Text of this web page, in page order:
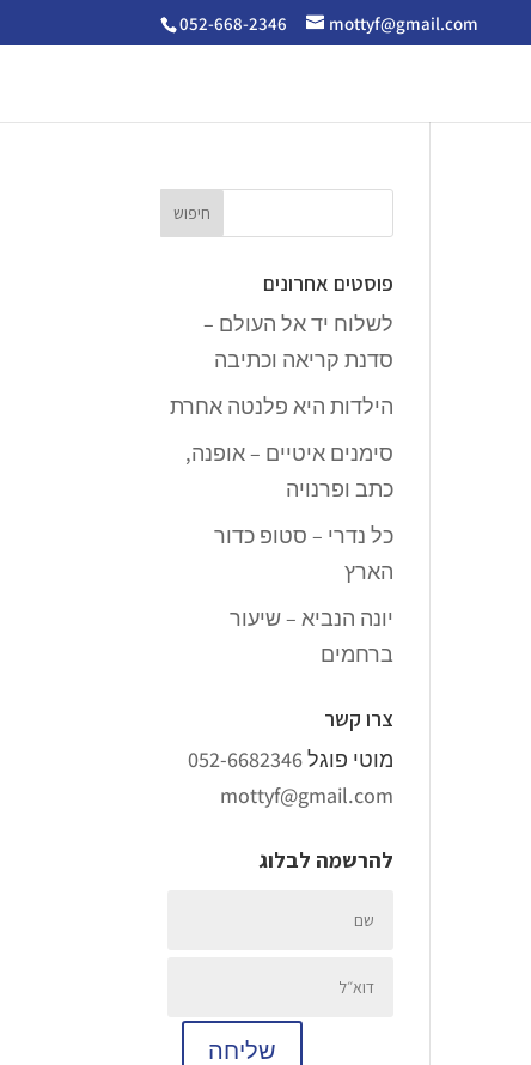
052-668-2346 mottyf@gmail.com
פוסטים אחרונים
לשלוח יד אל העולם –
סדנת קריאה וכתיבה
הילדות היא פלנטה אחרת
סימנים איטיים – אופנה,
כתב ופרנויה
כל נדרי – סטופ כדור
הארץ
יונה הנביא – שיעור
ברחמים
צרו קשר
מוטי פוגל052-6682346
mottyf@gmail.com
להרשמה לבלוג
שליחה